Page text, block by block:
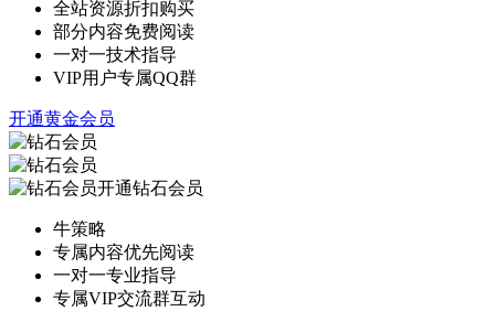
全站资源折扣购买
部分内容免费阅读
一对一技术指导
VIP用户专属QQ群
开通黄金会员
开通钻石会员
牛策略
专属内容优先阅读
一对一专业指导
专属VIP交流群互动